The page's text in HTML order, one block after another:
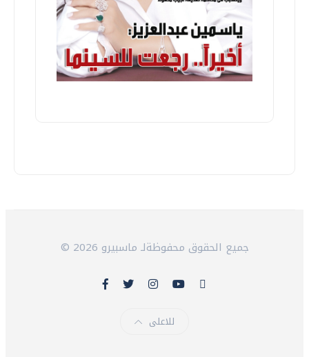
© 2026 جميع الحقوق محفوظةلـ ماسبيرو
للاعلى